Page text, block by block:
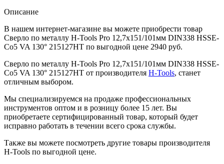
Описание
В нашем интернет-магазине вы можете приобрести товар
Сверло по металлу H-Tools Pro 12,7x151/101мм DIN338 HSSE-
Co5 VA 130° 215127HT по выгодной цене 2940 руб.
Сверло по металлу H-Tools Pro 12,7x151/101мм DIN338 HSSE-
Co5 VA 130° 215127HT от производителя H-Tools, станет
отличным выбором.
Мы специализируемся на продаже профессиональных
инструментов оптом и в розницу более 15 лет. Вы
приобретаете сертифицированный товар, который будет
исправно работать в течении всего срока службы.
Также вы можете посмотреть другие товары производителя
H-Tools по выгодной цене.